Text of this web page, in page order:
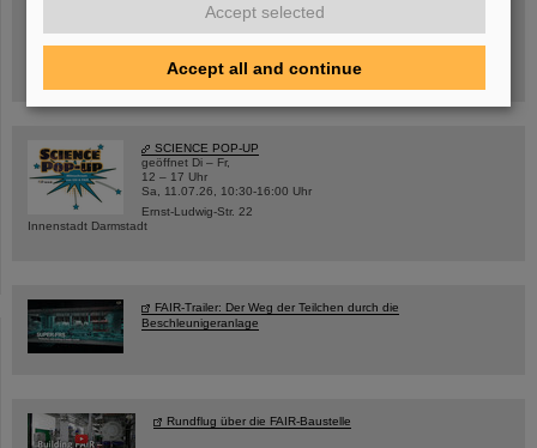
Warum existiert nicht einfach nichts?
Hannah Elfner,
Anmeldung und weitere Informationen
SCIENCE POP-UP
geöffnet Di – Fr,
12 – 17 Uhr
Sa, 11.07.26, 10:30-16:00 Uhr
Ernst-Ludwig-Str. 22
Innenstadt Darmstadt
FAIR-Trailer: Der Weg der Teilchen durch die
Beschleunigeranlage
Rundflug über die FAIR-Baustelle
Accept selected
Accept all and continue